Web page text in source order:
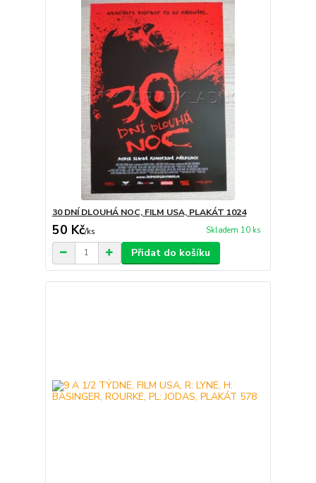
30 DNÍ DLOUHÁ NOC, FILM USA, PLAKÁT 1024
50 Kč/ks Skladem 10 ks
Přidat do košíku